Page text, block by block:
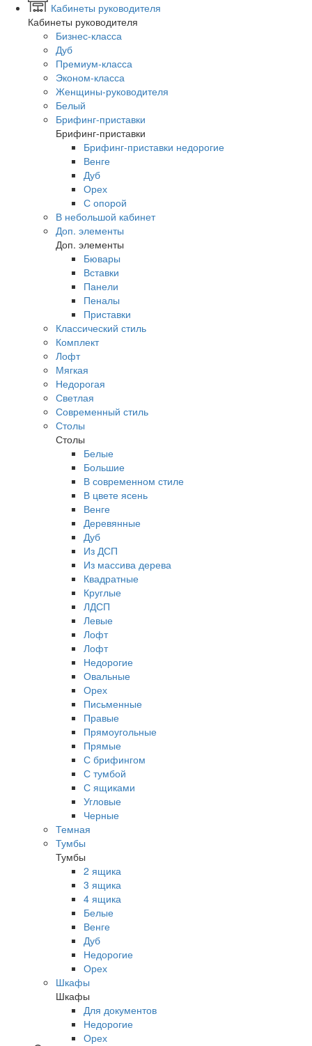
Кабинеты руководителя
Кабинеты руководителя
Бизнес-класса
Дуб
Премиум-класса
Эконом-класса
Женщины-руководителя
Белый
Брифинг-приставки
Брифинг-приставки
Брифинг-приставки недорогие
Венге
Дуб
Орех
С опорой
В небольшой кабинет
Доп. элементы
Доп. элементы
Бювары
Вставки
Панели
Пеналы
Приставки
Классический стиль
Комплект
Лофт
Мягкая
Недорогая
Светлая
Современный стиль
Столы
Столы
Белые
Большие
В современном стиле
В цвете ясень
Венге
Деревянные
Дуб
Из ДСП
Из массива дерева
Квадратные
Круглые
ЛДСП
Левые
Лофт
Лофт
Недорогие
Овальные
Орех
Письменные
Правые
Прямоугольные
Прямые
С брифингом
С тумбой
С ящиками
Угловые
Черные
Темная
Тумбы
Тумбы
2 ящика
3 ящика
4 ящика
Белые
Венге
Дуб
Недорогие
Орех
Шкафы
Шкафы
Для документов
Недорогие
Орех